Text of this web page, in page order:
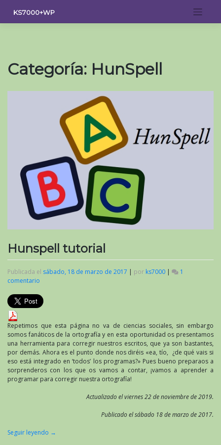
contenido
KS7000+WP
Categoría: HunSpell
Hunspell tutorial
Publicada el sábado, 18 de marzo de 2017 por ks7000
1
comentario
tutorial
Repetimos que esta página no va de ciencias sociales, sin embargo
somos fanáticos de la ortografía y en esta oportunidad os presentamos
una herramienta para corregir nuestros escritos, que ya son bastantes,
por demás. Ahora es el punto donde nos diréis «ea, tío, ¿de qué vais si
eso está integrado en ‘todos’ los programas?» Pues bueno preparaos a
sorprenderos con los que os vamos a contar, ¡vamos a aprender a
programar para corregir nuestra ortografía!
Actualizado el viernes 22 de noviembre de 2019.
Publicado el sábado 18 de marzo de 2017.
Seguir leyendo →